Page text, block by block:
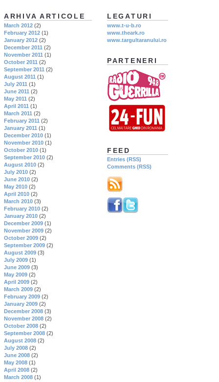
LEGATURI
www.t-u-b.ro
www.theark.ro
www.targultaranului.ro
PARTENERI
FEED
Entries (RSS)
Comments (RSS)
ARHIVA ARTICOLE
March 2012 (2)
February 2012 (1)
January 2012 (2)
December 2011 (2)
November 2011 (1)
October 2011 (2)
September 2011 (2)
August 2011 (1)
July 2011 (1)
June 2011 (2)
May 2011 (2)
April 2011 (1)
March 2011 (2)
February 2011 (2)
January 2011 (1)
December 2010 (1)
November 2010 (1)
October 2010 (1)
September 2010 (2)
August 2010 (2)
July 2010 (2)
June 2010 (2)
May 2010 (2)
April 2010 (2)
March 2010 (3)
February 2010 (2)
January 2010 (2)
December 2009 (1)
November 2009 (2)
October 2009 (2)
September 2009 (2)
August 2009 (3)
July 2009 (1)
June 2009 (3)
May 2009 (2)
April 2009 (2)
March 2009 (2)
February 2009 (2)
January 2009 (2)
December 2008 (3)
November 2008 (2)
October 2008 (2)
September 2008 (2)
August 2008 (2)
July 2008 (2)
June 2008 (2)
May 2008 (1)
April 2008 (2)
March 2008 (1)